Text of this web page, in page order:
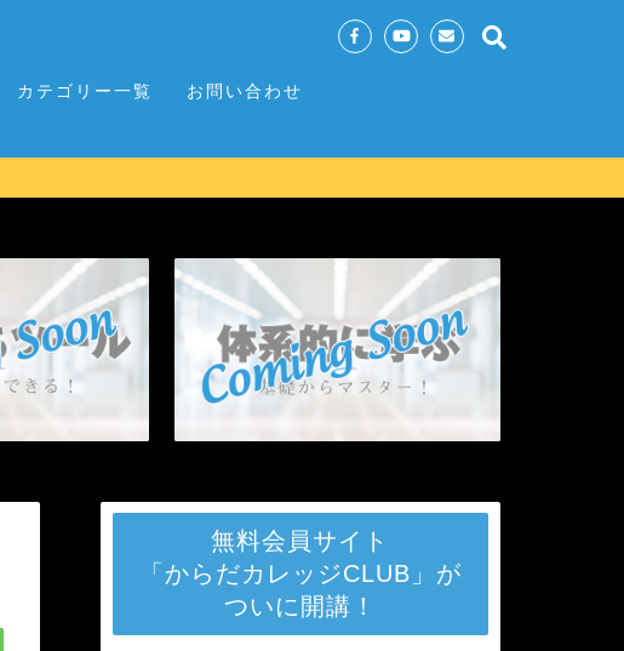
カテゴリー一覧 お問い合わせ
無料会員サイト
「からだカレッジCLUB」が
ついに開講！